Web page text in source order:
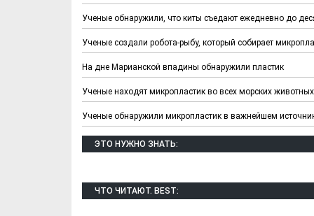
Ученые обнаружили, что киты съедают ежедневно до
Ученые создали робота-рыбу, который собирает
На дне Марианской впадины обнаружили пластик
Ученые находят микропластик во всех морских
Ученые обнаружили микропластик в важнейшем
ЭТО НУЖНО ЗНАТЬ:
ЧТО ЧИТАЮТ. BEST:
Х. Гапураев. Капкан
ЧЕЧНЯ. А.